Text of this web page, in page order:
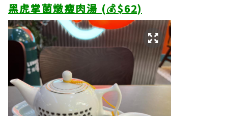
黑虎掌菌燉瘦肉湯 (💰$62)